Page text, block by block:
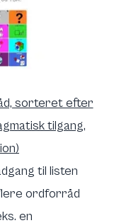
sorteret efter
tilgang,
til listen
ordforråd
en